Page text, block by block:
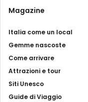
Magazine
Italia come un local
Gemme nascoste
Come arrivare
Attrazioni e tour
Siti Unesco
Guide di Viaggio